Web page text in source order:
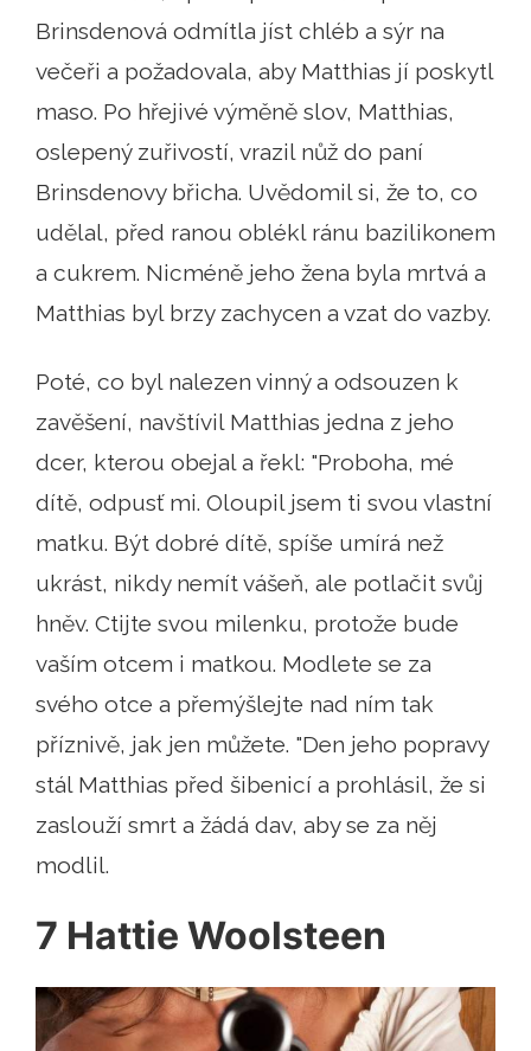
Brinsdenová odmítla jíst chléb a sýr na
večeři a požadovala, aby Matthias jí poskytl
maso. Po hřejivé výměně slov, Matthias,
oslepený zuřivostí, vrazil nůž do paní
Brinsdenovy břicha. Uvědomil si, že to, co
udělal, před ranou oblékl ránu bazilikonem
a cukrem. Nicméně jeho žena byla mrtvá a
Matthias byl brzy zachycen a vzat do vazby.
Poté, co byl nalezen vinný a odsouzen k
zavěšení, navštívil Matthias jedna z jeho
dcer, kterou obejal a řekl: "Proboha, mé
dítě, odpusť mi. Oloupil jsem ti svou vlastní
matku. Být dobré dítě, spíše umírá než
ukrást, nikdy nemít vášeň, ale potlačit svůj
hněv. Ctijte svou milenku, protože bude
vaším otcem i matkou. Modlete se za
svého otce a přemýšlejte nad ním tak
příznivě, jak jen můžete. "Den jeho popravy
stál Matthias před šibenicí a prohlásil, že si
zaslouží smrt a žádá dav, aby se za něj
modlil.
7 Hattie Woolsteen